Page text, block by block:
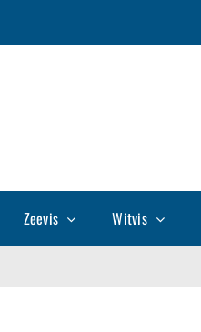
Zeevis Witvis